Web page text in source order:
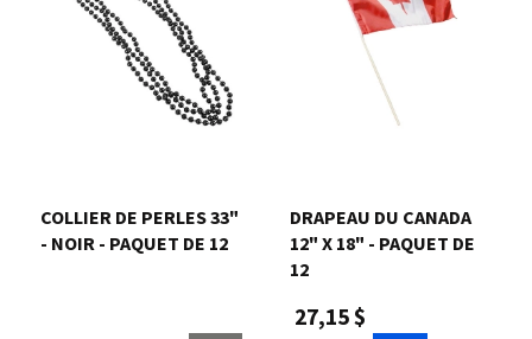
COLLIER DE PERLES 33"
- NOIR - PAQUET DE 12
DRAPEAU DU CANADA
12" X 18" - PAQUET DE
12
27,15 $